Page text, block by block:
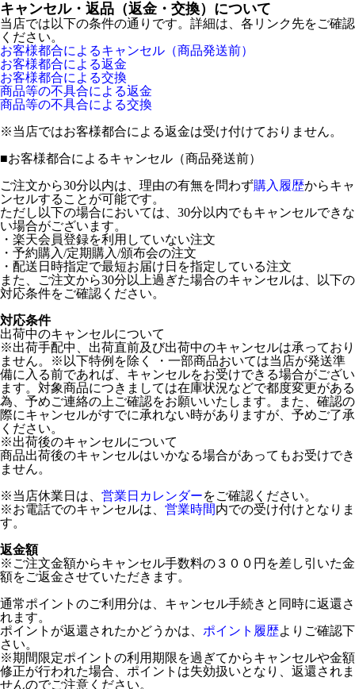
キャンセル・返品（返金・交換）について
当店では以下の条件の通りです。詳細は、各リンク先をご確認
ください。
お客様都合によるキャンセル（商品発送前）
お客様都合による返金
お客様都合による交換
商品等の不具合による返金
商品等の不具合による交換
※当店ではお客様都合による返金は受け付けておりません。
■お客様都合によるキャンセル（商品発送前）
ご注文から30分以内は、理由の有無を問わず購入履歴からキャ
ンセルすることが可能です。
ただし以下の場合においては、30分以内でもキャンセルできな
い場合がございます。
・楽天会員登録を利用していない注文
・予約購入/定期購入/頒布会の注文
・配送日時指定で最短お届け日を指定している注文
また、ご注文から30分以上過ぎた場合のキャンセルは、以下の
対応条件をご確認ください。
対応条件
出荷中のキャンセルについて
※出荷手配中、出荷直前及び出荷中のキャンセルは承っており
ません。※以下特例を除く ・一部商品おいては当店が発送準
備に入る前であれば、キャンセルをお受けできる場合がござい
ます。対象商品につきましては在庫状況などで都度変更がある
為、予めご連絡の上ご確認をお願いいたします。また、確認の
際にキャンセルがすでに承れない時がありますが、予めご了承
ください。
※出荷後のキャンセルについて
商品出荷後のキャンセルはいかなる場合があってもお受けでき
ません。
※当店休業日は、 営業日カレンダーをご確認ください。
※お電話でのキャンセルは、 営業時間内での受け付けとなりま
す。
返金額
※ご注文金額からキャンセル手数料の３００円を差し引いた金
額をご返金させていただきます。
通常ポイントのご利用分は、キャンセル手続きと同時に返還さ
れます。
ポイントが返還されたかどうかは、 ポイント履歴よりご確認下
さい。
※期間限定ポイントの利用期限を過ぎてからキャンセルや金額
修正が行われた場合、ポイントは失効扱いとなり、返還されま
せんのでご注意ください。